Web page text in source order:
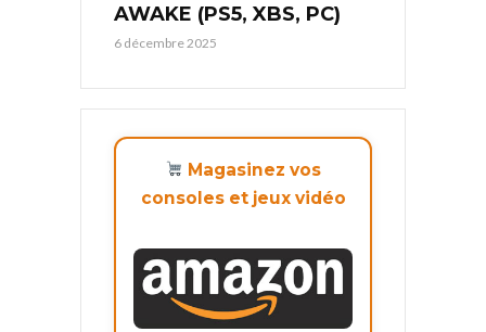
AWAKE (PS5, XBS, PC)
6 décembre 2025
Magasinez vos
consoles et jeux vidéo